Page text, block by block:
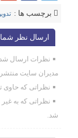
برچسب ها :
ارسال نظر شما
نظرات ارسال
مدیران سایت
نظراتی که حاوی
نظراتی که به
شد.